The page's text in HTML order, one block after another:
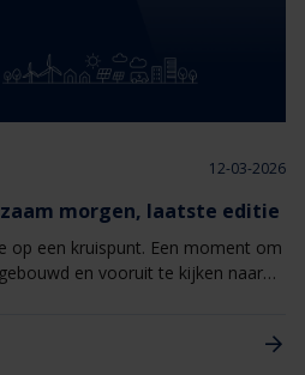
12-03-2026
morgen, laatste editie
op een kruispunt. Een moment om
en vooruit te kijken naar
verder kunnen bouwen.